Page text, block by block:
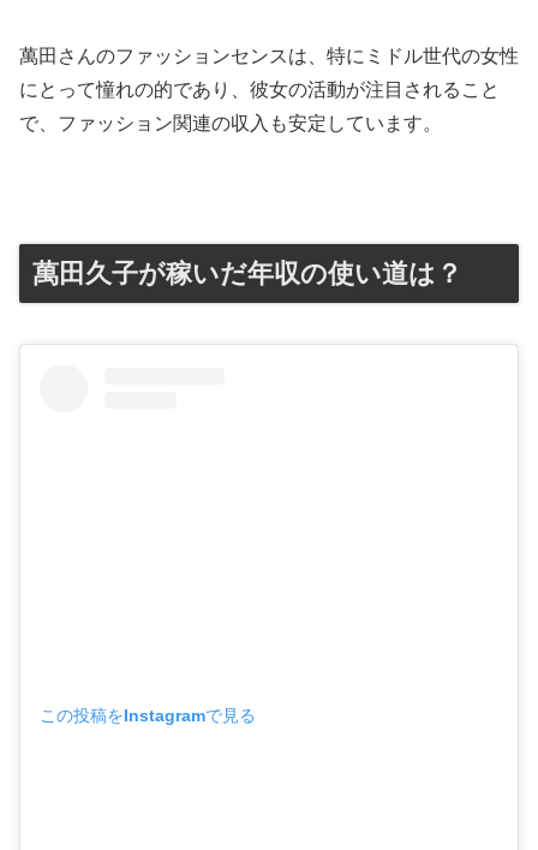
萬田さんのファッションセンスは、特にミドル世代の女性
にとって憧れの的であり、彼女の活動が注目されること
で、ファッション関連の収入も安定しています。
萬田久子が稼いだ年収の使い道は？
この投稿をInstagramで見る